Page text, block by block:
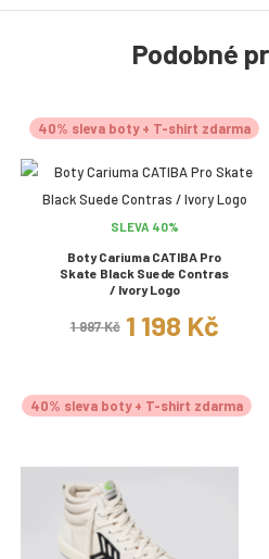
Podobné
40% sleva boty + T-shirt zdarma
SLEVA 40%
Boty Cariuma CATIBA Pro
Skate Black Suede Contras
/ Ivory Logo
1 997 Kč 1 198 Kč
40% sleva boty + T-shirt zdarma